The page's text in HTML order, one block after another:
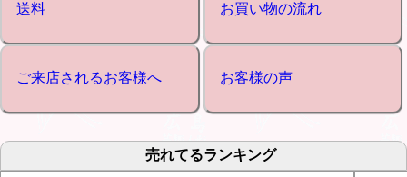
送料 お買い物の流れ
ご来店されるお客様へ お客様の声
売れてるランキング